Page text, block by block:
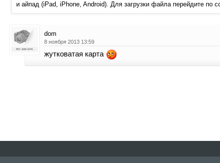
и айпад (iPad, iPhone, Android). Для загрузки файла перейдите по
dom
8 ноября 2013 13:59
жутковатая карта